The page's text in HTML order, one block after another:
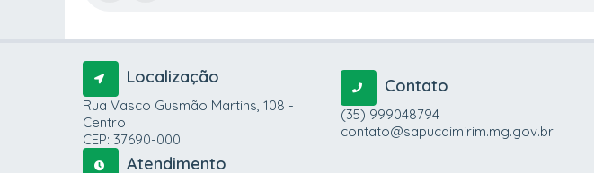
Localização
Rua Vasco Gusmão Martins, 108 -
Centro
CEP: 37690-000
Contato
(35) 999048794
contato@sapucaimirim.mg.gov.br
Atendimento